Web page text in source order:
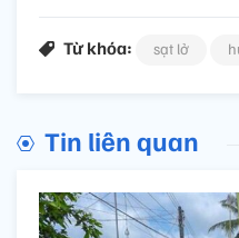
Từ khóa: sạt lở
Tin liên quan